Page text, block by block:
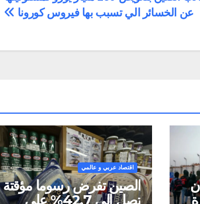
عن الخسائر الي تسبب بها فيروس كورونا
اقتصاد عربي و عالمي
الصين تفرض رسوما مؤقتة
تصل إلى 42.7% على